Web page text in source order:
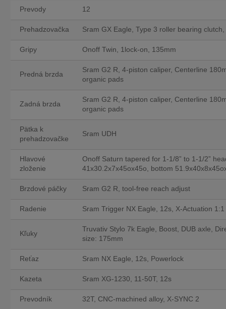
Prevody 12
Prehadzovačka Sram GX Eagle, Type 3 roller bearing
Gripy Onoff Twin, 1lock-on, 135mm
Predná brzda
Sram G2 R, 4-piston caliper, Centerline
organic pads
Zadná brzda
Sram G2 R, 4-piston caliper, Centerline
organic pads
Pätka k
prehadzovačke
Sram UDH
Hlavové
zloženie
Onoff Saturn tapered for 1-1/8” to 1-1/2”
41x30.2x7x45ox45o, bottom
Brzdové páčky Sram G2 R, tool-free reach adjust
Radenie Sram Trigger NX Eagle, 12s, X-Actuation 1:1
Kľuky
Truvativ Stylo 7k Eagle, Boost, DUB axle,
size: 175mm
Reťaz Sram NX Eagle, 12s, Powerlock
Kazeta Sram XG-1230, 11-50T, 12s
Prevodník 32T, CNC-machined alloy, X-SYNC 2